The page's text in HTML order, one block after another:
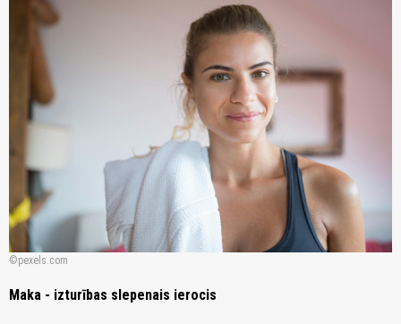
pexels.com
Maka - izturības slepenais ierocis